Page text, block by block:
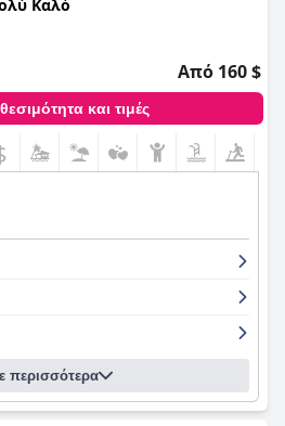
Καλό
Από 160 $
και τιμές
περισσότερα